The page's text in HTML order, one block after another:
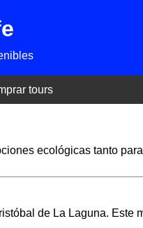
tours
ecológicas tanto
de La Laguna. Este